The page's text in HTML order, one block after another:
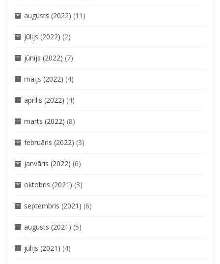
augusts (2022) (11)
jūlijs (2022) (2)
jūnijs (2022) (7)
maijs (2022) (4)
aprīlis (2022) (4)
marts (2022) (8)
februāris (2022) (3)
janvāris (2022) (6)
oktobris (2021) (3)
septembris (2021) (6)
augusts (2021) (5)
jūlijs (2021) (4)